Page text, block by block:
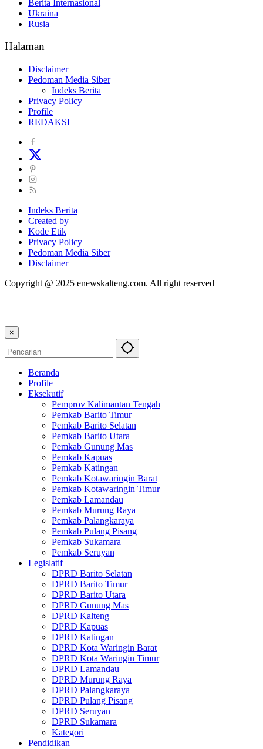
Berita Internasional
Ukraina
Rusia
Halaman
Disclaimer
Pedoman Media Siber
Indeks Berita
Privacy Policy
Profile
REDAKSI
Indeks Berita
Created by
Kode Etik
Privacy Policy
Pedoman Media Siber
Disclaimer
Copyright @ 2025 enewskalteng.com. All right reserved
×
Beranda
Profile
Eksekutif
Pemprov Kalimantan Tengah
Pemkab Barito Timur
Pemkab Barito Selatan
Pemkab Barito Utara
Pemkab Gunung Mas
Pemkab Kapuas
Pemkab Katingan
Pemkab Kotawaringin Barat
Pemkab Kotawaringin Timur
Pemkab Lamandau
Pemkab Murung Raya
Pemkab Palangkaraya
Pemkab Pulang Pisang
Pemkab Sukamara
Pemkab Seruyan
Legislatif
DPRD Barito Selatan
DPRD Barito Timur
DPRD Barito Utara
DPRD Gunung Mas
DPRD Kalteng
DPRD Kapuas
DPRD Katingan
DPRD Kota Waringin Barat
DPRD Kota Waringin Timur
DPRD Lamandau
DPRD Murung Raya
DPRD Palangkaraya
DPRD Pulang Pisang
DPRD Seruyan
DPRD Sukamara
Kategori
Pendidikan